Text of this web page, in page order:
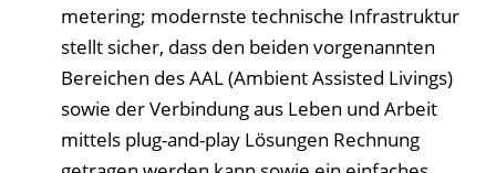
metering; modernste technische Infrastruktur
stellt sicher, dass den beiden vorgenannten
Bereichen des AAL (Ambient Assisted Livings)
sowie der Verbindung aus Leben und Arbeit
mittels plug-and-play Lösungen Rechnung